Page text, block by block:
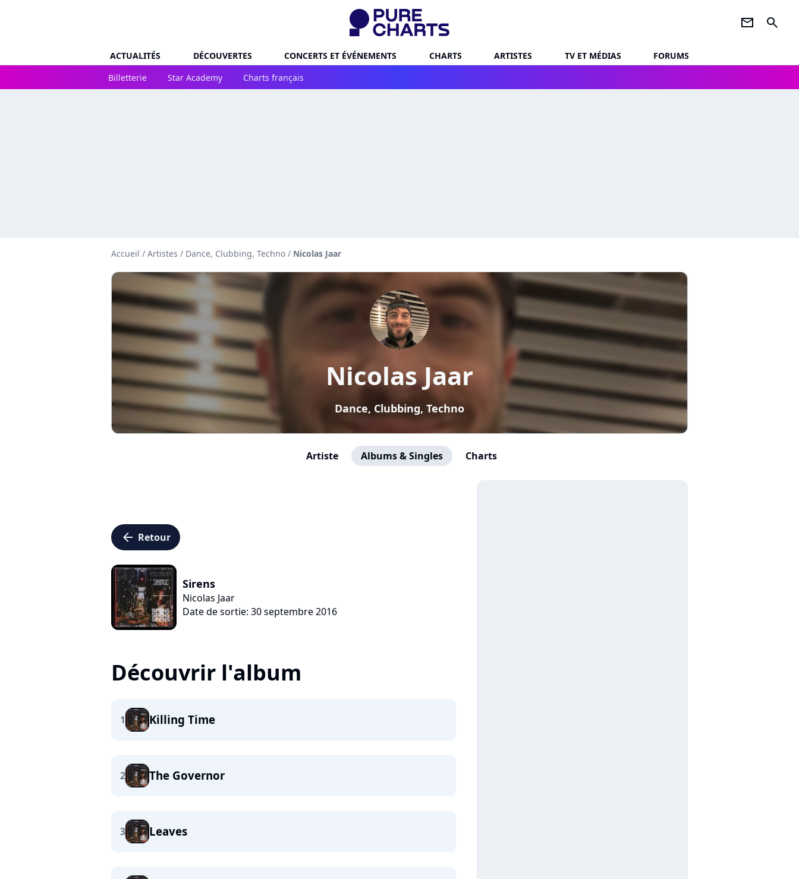
newsletter search
ACTUALITÉS DÉCOUVERTES CONCERTS ET ÉVÉNEMENTS CHARTS ARTISTES TV ET MÉDIAS
FORUMS
Billetterie
Star Academy Charts français
Accueil / Artistes / Dance, Clubbing, Techno / Nicolas Jaar
Nicolas Jaar
Dance, Clubbing, Techno
Artiste Albums & Singles Charts
arrow_left Retour
Sirens
Nicolas Jaar
Date de sortie: 30 septembre 2016
Découvrir l'album
1 Killing Time
2 The Governor
3 Leaves